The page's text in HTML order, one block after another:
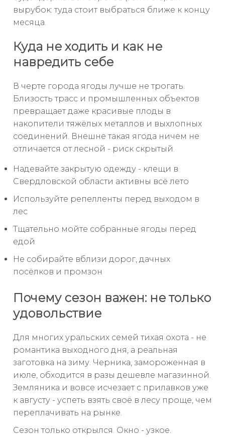
вырубок: туда стоит выбраться ближе к концу
месяца.
Куда не ходить и как не
навредить себе
В черте города ягоды лучше не трогать.
Близость трасс и промышленных объектов
превращает даже красивые плоды в
накопители тяжёлых металлов и выхлопных
соединений. Внешне такая ягода ничем не
отличается от лесной - риск скрытый.
Надевайте закрытую одежду - клещи в
Свердловской области активны всё лето
Используйте репелленты перед выходом в
лес
Тщательно мойте собранные ягоды перед
едой
Не собирайте вблизи дорог, дачных
посёлков и промзон
Почему сезон важен: не только
удовольствие
Для многих уральских семей тихая охота - не
романтика выходного дня, а реальная
заготовка на зиму. Черника, замороженная в
июле, обходится в разы дешевле магазинной.
Земляника и вовсе исчезает с прилавков уже
к августу - успеть взять своё в лесу проще, чем
переплачивать на рынке.
Сезон только открылся. Окно - узкое.